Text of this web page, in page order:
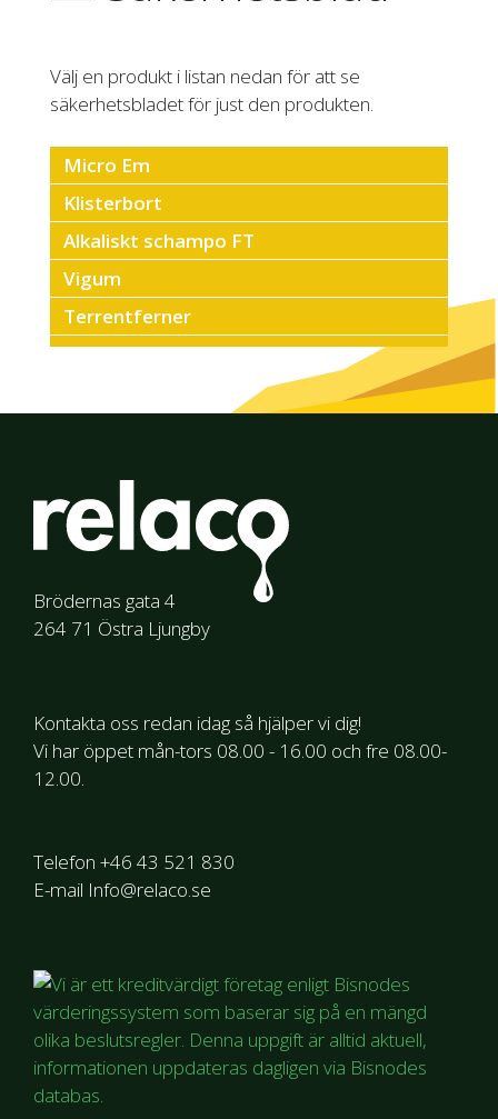
Välj en produkt i listan nedan för att se
säkerhetsbladet för just den produkten.
Micro Em
Klisterbort
Alkaliskt schampo FT
Vigum
Terrentferner
Super RH-10
Silikonolja 1000
Silikonolja 350
Saniextra
Overalltvätt
Musseltvätt
Kulörtvätt
Kallavfettning
Kallavfettning K102
Kalk & Rost
Is & Snösmältning
Brödernas gata 4
264 71 Östra Ljungby
Kontakta oss redan idag så hjälper vi dig!
Vi har öppet mån-tors 08.00 - 16.00 och fre 08.00-
12.00.
Telefon +46 43 521 830
E-mail Info@relaco.se